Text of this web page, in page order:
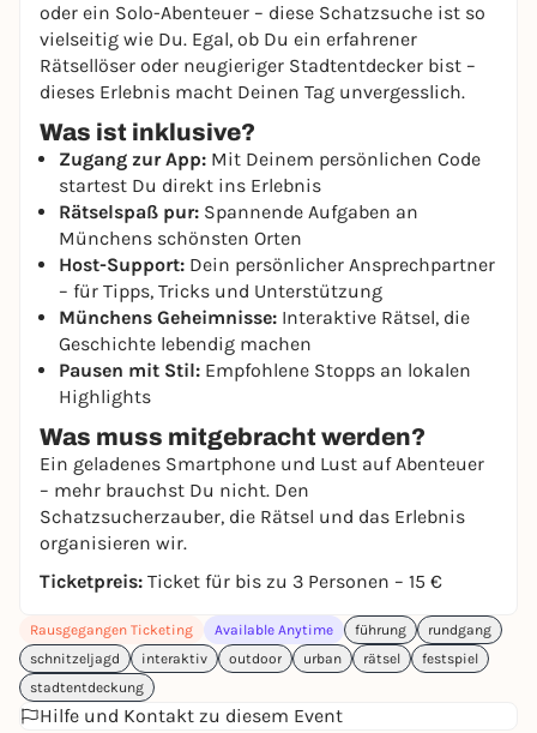
oder ein Solo-Abenteuer – diese Schatzsuche ist so
vielseitig wie Du. Egal, ob Du ein erfahrener
Rätsellöser oder neugieriger Stadtentdecker bist –
dieses Erlebnis macht Deinen Tag unvergesslich.
Was ist inklusive?
Zugang zur App: Mit Deinem persönlichen Code
startest Du direkt ins Erlebnis
Rätselspaß pur: Spannende Aufgaben an
Münchens schönsten Orten
Host-Support: Dein persönlicher Ansprechpartner
– für Tipps, Tricks und Unterstützung
Münchens Geheimnisse: Interaktive Rätsel, die
Geschichte lebendig machen
Pausen mit Stil: Empfohlene Stopps an lokalen
Highlights
Was muss mitgebracht werden?
Ein geladenes Smartphone und Lust auf Abenteuer
– mehr brauchst Du nicht. Den
Schatzsucherzauber, die Rätsel und das Erlebnis
organisieren wir.
Ticketpreis: Ticket für bis zu 3 Personen – 15 €
Rausgegangen Ticketing Available Anytime führung
rundgang
schnitzeljagd
interaktiv outdoor urban rätsel
festspiel
stadtentdeckung
Hilfe und Kontakt zu diesem Event